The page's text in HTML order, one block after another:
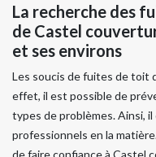
La recherche des
de Castel
et ses environs
Les soucis de fuites de toit
effet, il est possible de
types de problèmes. Ainsi,
professionnels en la
de faire confiance à Castel